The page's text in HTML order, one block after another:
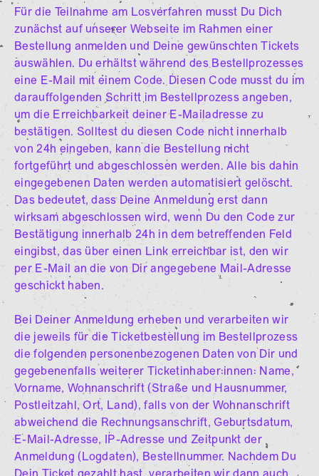
Für die Teilnahme am Losverfahren musst Du Dich
zunächst auf unserer Webseite im Rahmen einer
Bestellung anmelden und Deine gewünschten Tickets
auswählen. Du erhältst während des Bestellprozesses
eine E-Mail mit einem Code. Diesen Code musst du im
darauffolgenden Schritt im Bestellprozess angeben,
um die Erreichbarkeit deiner E-Mailadresse zu
bestätigen. Solltest du diesen Code nicht innerhalb
von 24h eingeben, kann die Bestellung nicht
fortgeführt und abgeschlossen werden. Alle bis dahin
eingegebenen Daten werden automatisiert gelöscht.
Das bedeutet, dass Deine Anmeldung erst dann
wirksam abgeschlossen wird, wenn Du den Code zur
Bestätigung innerhalb 24h in dem betreffenden Feld
eingibst, das über einen Link erreichbar ist, den wir
per E-Mail an die von Dir angegebene Mail-Adresse
geschickt haben.
Bei Deiner Anmeldung erheben und verarbeiten wir
die jeweils für die Ticketbestellung im Bestellprozess
die folgenden personenbezogenen Daten von Dir und
gegebenenfalls weiterer Ticketinhaber:innen: Name,
Vorname, Wohnanschrift (Straße und Hausnummer,
Postleitzahl, Ort, Land), falls von der Wohnanschrift
abweichend die Rechnungsanschrift, Geburtsdatum,
E-Mail-Adresse, IP-Adresse und Zeitpunkt der
Anmeldung (Logdaten), Bestellnummer. Nachdem Du